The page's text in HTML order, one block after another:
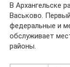
В Архангельске
Васьково.
федеральные и
обслуживает
районы.